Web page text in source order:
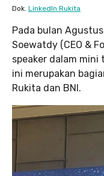
Dok. LinkedIn Rukita
Pada bulan
Soewatdy (CEO &
speaker dalam mini
ini merupakan
Rukita dan BNI.